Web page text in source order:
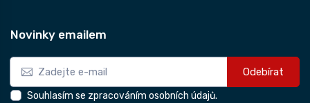
Novinky emailem
Odebírat
Souhlasím se zpracováním osobních údajů.